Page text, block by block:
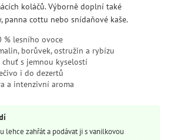
koláčů. Výborně doplní také
panna cottu nebo snídaňové kaše.
% lesního ovoce
borůvek, ostružin a rybízu
chuť s jemnou kyselostí
i do dezertů
a intenzivní aroma
lehce zahřát a podávat ji s vanilkovou